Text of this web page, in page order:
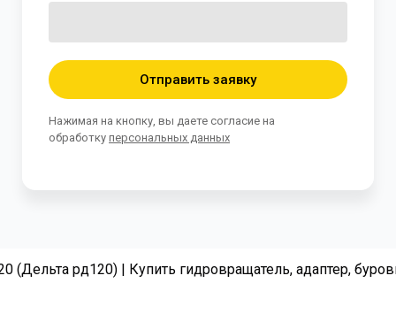
Отправить заявку
Нажимая на кнопку, вы даете согласие на
обработку персональных данных
(Дельта рд120) | Купить гидровращатель, адаптер,